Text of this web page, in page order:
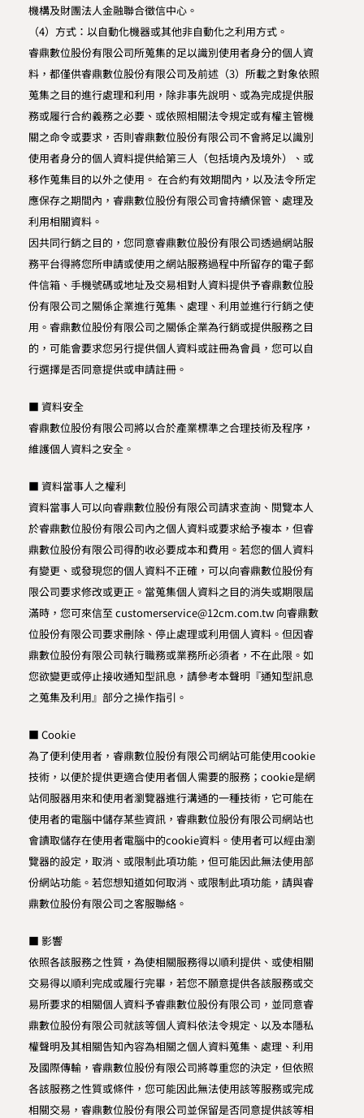
機構及財團法人金融聯合徵信中心。
（4）方式：以自動化機器或其他非自動化之利用方式。
睿鼎數位股份有限公司所蒐集的足以識別使用者身分的個人資
料，都僅供睿鼎數位股份有限公司及前述（3）所載之對象依照
蒐集之目的進行處理和利用，除非事先說明、或為完成提供服
務或履行合約義務之必要、或依照相關法令規定或有權主管機
關之命令或要求，否則睿鼎數位股份有限公司不會將足以識別
使用者身分的個人資料提供給第三人（包括境內及境外）、或
移作蒐集目的以外之使用。 在合約有效期間內，以及法令所定
應保存之期間內，睿鼎數位股份有限公司會持續保管、處理及
利用相關資料。
因共同行銷之目的，您同意睿鼎數位股份有限公司透過網站服
務平台得將您所申請或使用之網站服務過程中所留存的電子郵
件信箱、手機號碼或地址及交易相對人資料提供予睿鼎數位股
份有限公司之關係企業進行蒐集、處理、利用並進行行銷之使
用。睿鼎數位股份有限公司之關係企業為行銷或提供服務之目
的，可能會要求您另行提供個人資料或註冊為會員，您可以自
行選擇是否同意提供或申請註冊。
■ 資料安全
睿鼎數位股份有限公司將以合於產業標準之合理技術及程序，
維護個人資料之安全。
■ 資料當事人之權利
資料當事人可以向睿鼎數位股份有限公司請求查詢、閱覽本人
於睿鼎數位股份有限公司內之個人資料或要求給予複本，但睿
鼎數位股份有限公司得酌收必要成本和費用。若您的個人資料
有變更、或發現您的個人資料不正確，可以向睿鼎數位股份有
限公司要求修改或更正。當蒐集個人資料之目的消失或期限屆
滿時，您可來信至 customerservice@12cm.com.tw 向睿鼎數
位股份有限公司要求刪除、停止處理或利用個人資料。但因睿
鼎數位股份有限公司執行職務或業務所必須者，不在此限。如
您欲變更或停止接收通知型訊息，請參考本聲明『通知型訊息
之蒐集及利用』部分之操作指引。
■ Cookie
為了便利使用者，睿鼎數位股份有限公司網站可能使用cookie
技術，以便於提供更適合使用者個人需要的服務；cookie是網
站伺服器用來和使用者瀏覽器進行溝通的一種技術，它可能在
使用者的電腦中儲存某些資訊，睿鼎數位股份有限公司網站也
會讀取儲存在使用者電腦中的cookie資料。使用者可以經由瀏
覽器的設定，取消、或限制此項功能，但可能因此無法使用部
份網站功能。若您想知道如何取消、或限制此項功能，請與睿
鼎數位股份有限公司之客服聯絡。
■ 影響
依照各該服務之性質，為使相關服務得以順利提供、或使相關
交易得以順利完成或履行完畢，若您不願意提供各該服務或交
易所要求的相關個人資料予睿鼎數位股份有限公司，並同意睿
鼎數位股份有限公司就該等個人資料依法令規定、以及本隱私
權聲明及其相關告知內容為相關之個人資料蒐集、處理、利用
及國際傳輸，睿鼎數位股份有限公司將尊重您的決定，但依照
各該服務之性質或條件，您可能因此無法使用該等服務或完成
相關交易，睿鼎數位股份有限公司並保留是否同意提供該等相